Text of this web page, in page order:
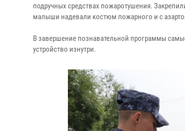
подручных средствах пожаротушения.
малыши надевали костюм пожарного и с
В завершение познавательной программы
устройство изнутри.